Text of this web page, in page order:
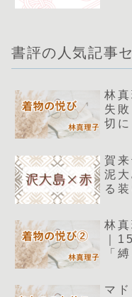
書評の人気記事
林
失
切に
賀
泥
る装
林
｜
「
マ